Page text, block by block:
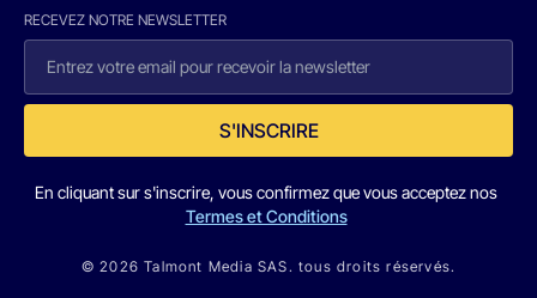
RECEVEZ NOTRE NEWSLETTER
S'INSCRIRE
En cliquant sur s'inscrire, vous confirmez que vous acceptez nos
Termes et Conditions
© 2026 Talmont Media SAS. tous droits réservés.